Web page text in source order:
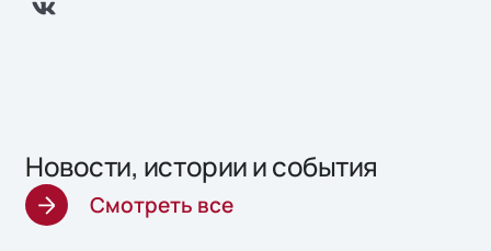
Новости, истории и события
Смотреть все